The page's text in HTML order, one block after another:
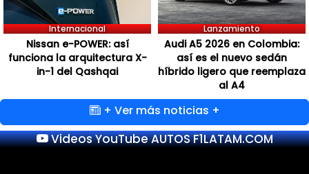
Internacional
Nissan e-POWER: así
funciona la arquitectura X-
in-1 del Qashqai
Lanzamiento
Audi A5 2026 en Colombia:
así es el nuevo sedán
híbrido ligero que reemplaza
al A4
+ Ver más noticias +
Videos YouTube AUTOS F1LATAM.COM